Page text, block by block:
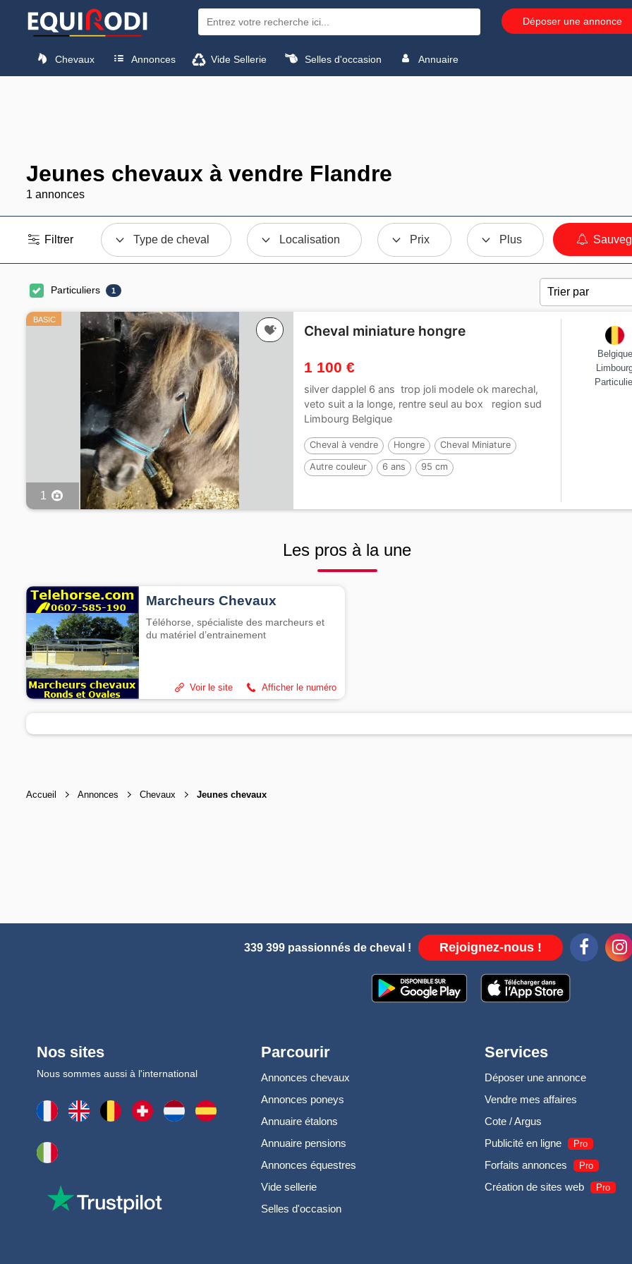
Déposer une annonce
Chevaux Annonces Vide Sellerie Selles d'occasion Annuaire
Jeunes chevaux à vendre Flandre
1 annonces
Filtrer Type de cheval Localisation Prix Plus
Particuliers 1
BASIC
1
Cheval miniature hongre
1 100 €
silver dapplel 6 ans trop joli modele ok marechal,
veto suit a la longe, rentre seul au box region sud
Limbourg Belgique
Cheval à vendre Hongre Cheval Miniature
Autre couleur 6 ans 95 cm
Belgique
Les pros à la une
Marcheurs Chevaux
Téléhorse, spécialiste des marcheurs et
du matériel d’entrainement
Afficher le numéro
Voir le site
Accueil Annonces Chevaux Jeunes chevaux
339 399 passionnés de cheval ! Rejoignez-nous !
Nos sites
Nous sommes aussi à l'international
Parcourir
Annonces chevaux
Annonces poneys
Annuaire étalons
Annuaire pensions
Annonces équestres
Vide sellerie
Selles d'occasion
Services
Déposer une annonce
Vendre mes affaires
Cote / Argus
Publicité en ligne
Pro
Forfaits annonces Pro
Création de sites web Pro